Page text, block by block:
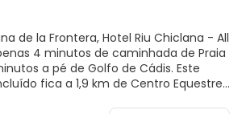
de la Frontera, Hotel Riu Chiclana - All
4 minutos de caminhada de Praia
a pé de Golfo de Cádis. Este
fica a 1,9 km de Centro Equestre